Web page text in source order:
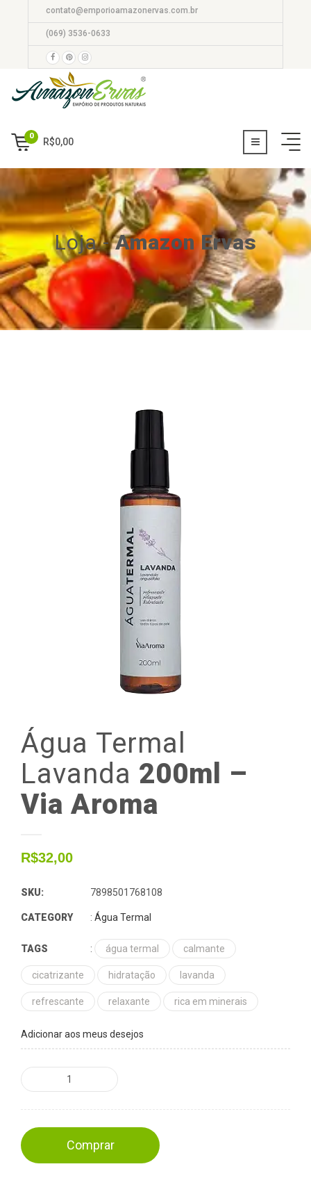
contato@emporioamazonervas.com.br
(069) 3536-0633
0
R$0,00
Loja -Amazon Ervas
Água Termal
Lavanda 200ml –
Via Aroma
R$32,00
SKU: 7898501768108
CATEGORY : Água Termal
TAGS : água termal calmante
cicatrizante hidratação lavanda
refrescante relaxante rica em minerais
Adicionar aos meus desejos
Comprar